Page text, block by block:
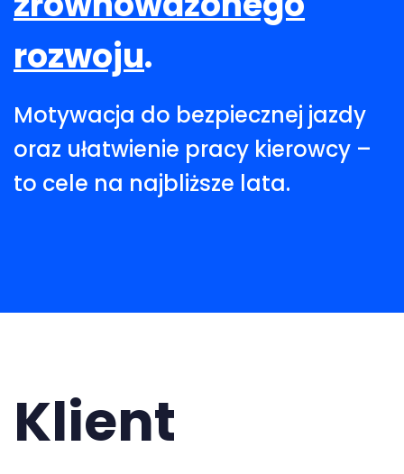
rozwoju.
Motywacja do bezpiecznej jazdy
oraz ułatwienie pracy kierowcy –
to cele na najbliższe lata.
Klient